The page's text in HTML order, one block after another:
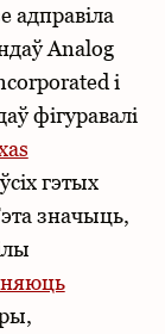
адправіла
Analog
і
фігуравалі
гэтых
значыць,